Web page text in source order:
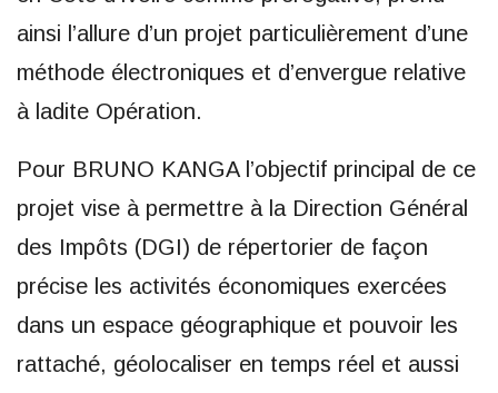
ainsi l’allure d’un projet particulièrement d’une
méthode électroniques et d’envergue relative
à ladite Opération.
Pour BRUNO KANGA l’objectif principal de ce
projet vise à permettre à la Direction Général
des Impôts (DGI) de répertorier de façon
précise les activités économiques exercées
dans un espace géographique et pouvoir les
rattaché, géolocaliser en temps réel et aussi